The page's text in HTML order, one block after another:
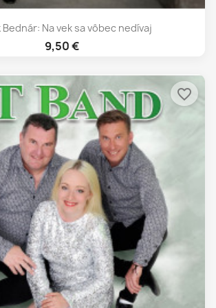
Bednár: Na vek sa vôbec nedívaj
9,50 €
favorite_border